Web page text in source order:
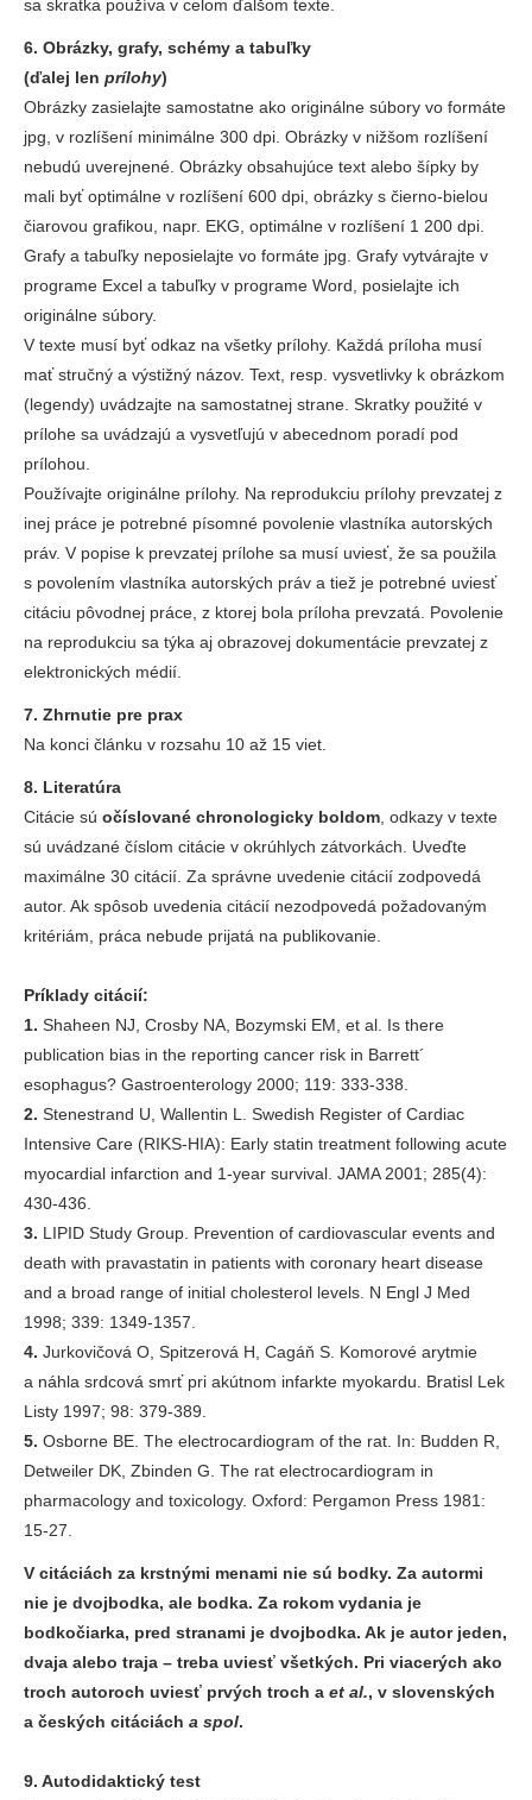
sa skratka používa v celom ďalšom texte.
6. Obrázky, grafy, schémy a tabuľky
(ďalej len prílohy)
Obrázky zasielajte samostatne ako originálne súbory vo formáte
jpg, v rozlíšení minimálne 300 dpi. Obrázky v nižšom rozlíšení
nebudú uverejnené. Obrázky obsahujúce text alebo šípky by
mali byť optimálne v rozlíšení 600 dpi, obrázky s čierno-bielou
čiarovou grafikou, napr. EKG, optimálne v rozlíšení 1 200 dpi.
Grafy a tabuľky neposielajte vo formáte jpg. Grafy vytvárajte v
programe Excel a tabuľky v programe Word, posielajte ich
originálne súbory.
V texte musí byť odkaz na všetky prílohy. Každá príloha musí
mať stručný a výstižný názov. Text, resp. vysvetlivky k obrázkom
(legendy) uvádzajte na samostatnej strane. Skratky použité v
prílohe sa uvádzajú a vysvetľujú v abecednom poradí pod
prílohou.
Používajte originálne prílohy. Na reprodukciu prílohy prevzatej z
inej práce je potrebné písomné povolenie vlastníka autorských
práv. V popise k prevzatej prílohe sa musí uviesť, že sa použila
s povolením vlastníka autorských práv a tiež je potrebné uviesť
citáciu pôvodnej práce, z ktorej bola príloha prevzatá. Povolenie
na reprodukciu sa týka aj obrazovej dokumentácie prevzatej z
elektronických médií.
7. Zhrnutie pre prax
Na konci článku v rozsahu 10 až 15 viet.
8. Literatúra
Citácie sú očíslované chronologicky boldom , odkazy v texte
sú uvádzané číslom citácie v okrúhlych zátvorkách. Uveďte
maximálne 30 citácií. Za správne uvedenie citácií zodpovedá
autor. Ak spôsob uvedenia citácií nezodpovedá požadovaným
kritériám, práca nebude prijatá na publikovanie.
Príklady citácií:
1. Shaheen NJ, Crosby NA, Bozymski EM, et al. Is there
publication bias in the reporting cancer risk in Barrett´
esophagus? Gastroenterology 2000; 119: 333-338.
2. Stenestrand U, Wallentin L. Swedish Register of Cardiac
Intensive Care (RIKS-HIA): Early statin treatment following acute
myocardial infarction and 1-year survival. JAMA 2001; 285(4):
430-436.
3. LIPID Study Group. Prevention of cardiovascular events and
death with pravastatin in patients with coronary heart disease
and a broad range of initial cholesterol levels. N Engl J Med
1998; 339: 1349-1357.
4. Jurkovičová O, Spitzerová H, Cagáň S. Komorové arytmie
a náhla srdcová smrť pri akútnom infarkte myokardu. Bratisl Lek
Listy 1997; 98: 379-389.
5. Osborne BE. The electrocardiogram of the rat. In: Budden R,
Detweiler DK, Zbinden G. The rat electrocardiogram in
pharmacology and toxicology. Oxford: Pergamon Press 1981:
15-27.
V citáciách za krstnými menami nie sú bodky. Za autormi
nie je dvojbodka, ale bodka. Za rokom vydania je
bodkočiarka, pred stranami je dvojbodka. Ak je autor jeden,
dvaja alebo traja – treba uviesť všetkých. Pri viacerých ako
troch autoroch uviesť prvých troch a et al., v slovenských
a českých citáciách a spol.
9. Autodidaktický test